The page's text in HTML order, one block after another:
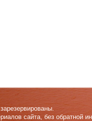
сайта, без обратной